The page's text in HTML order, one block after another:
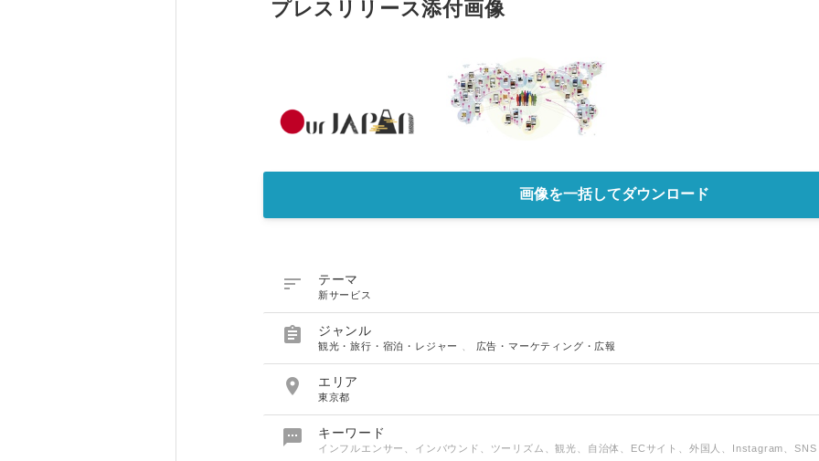
プレスリリース添付画像
画像を一括してダウンロード
 テーマ
新サービス
 ジャンル
観光・旅行・宿泊・レジャー 広告・マーケティング・広報
 エリア
東京都
 キーワード
インフルエンサー、インバウンド、ツーリズム、観光、自治体、ECサイト、外国人、Instagram、SNS